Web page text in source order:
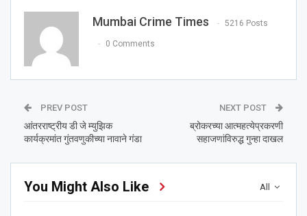
Mumbai Crime Times 5216 Posts
0 Comments
PREV POST
आंतरराष्ट्रीय डी जे म्युझिक
कार्यक्रमांत गुंतवणुकीच्या नावाने गंडा
NEXT POST
ब्रोकरच्या आत्महत्येप्रकरणी
सहाजणांविरुद्ध गुन्हा दाखल
All
You Might Also Like